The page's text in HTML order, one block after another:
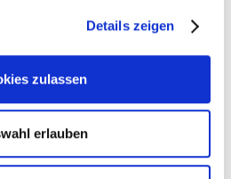
Details zeigen
zulassen
erlauben
bis ins Detail ein.
Kunst und Mode auf sinnliche,
Weise.